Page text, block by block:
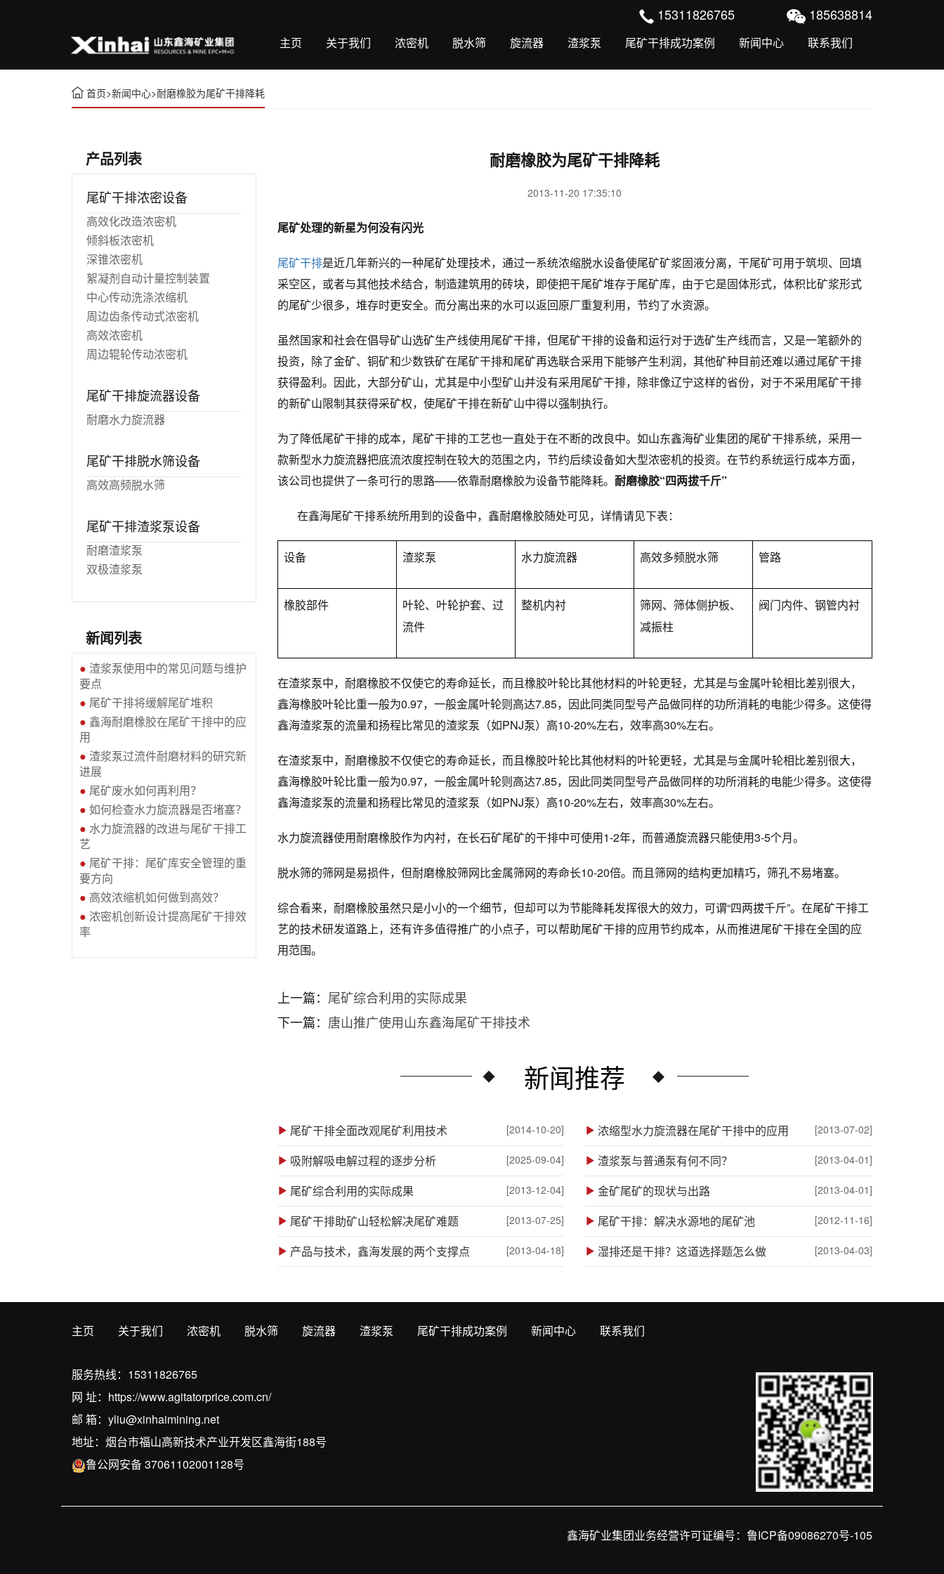
15311826765 185638814
主页 关于我们 浓密机 脱水筛 旋流器 渣浆泵 尾矿干排成功案例 新闻中心 联系我们
首页>新闻中心>耐磨橡胶为尾矿干排降耗
耐磨橡胶为尾矿干排降耗
2013-11-20 17:35:10
尾矿处理的新星为何没有闪光
尾矿干排是近几年新兴的一种尾矿处理技术，通过一系统浓缩脱水设备使尾矿矿浆固液分离，干尾矿可用于筑坝、回填
采空区，或者与其他技术结合，制造建筑用的砖块，即使把干尾矿堆存于尾矿库，由于它是固体形式，体积比矿浆形式
的尾矿少很多，堆存时更安全。而分离出来的水可以返回原厂重复利用，节约了水资源。
虽然国家和社会在倡导矿山选矿生产线使用尾矿干排，但尾矿干排的设备和运行对于选矿生产线而言，又是一笔额外的
投资，除了金矿、铜矿和少数铁矿在尾矿干排和尾矿再选联合采用下能够产生利润，其他矿种目前还难以通过尾矿干排
获得盈利。因此，大部分矿山，尤其是中小型矿山并没有采用尾矿干排，除非像辽宁这样的省份，对于不采用尾矿干排
的新矿山限制其获得采矿权，使尾矿干排在新矿山中得以强制执行。
为了降低尾矿干排的成本，尾矿干排的工艺也一直处于在不断的改良中。如山东鑫海矿业集团的尾矿干排系统，采用一
款新型水力旋流器把底流浓度控制在较大的范围之内，节约后续设备如大型浓密机的投资。在节约系统运行成本方面，
该公司也提供了一条可行的思路——依靠耐磨橡胶为设备节能降耗。 耐磨橡胶“四两拔千斤”
在鑫海尾矿干排系统所用到的设备中，鑫耐磨橡胶随处可见，详情请见下表：
设备 渣浆泵 水力旋流器 高效多频脱水筛 管路
橡胶部件
叶轮、叶轮护套、过
流件
整机内衬
筛网、筛体侧护板、
减振柱
阀门内件、钢管内衬
在渣浆泵中，耐磨橡胶不仅使它的寿命延长，而且橡胶叶轮比其他材料的叶轮更轻，尤其是与金属叶轮相比差别很大，
鑫海橡胶叶轮比重一般为0.97，一般金属叶轮则高达7.85，因此同类同型号产品做同样的功所消耗的电能少得多。这使得
鑫海渣浆泵的流量和扬程比常见的渣浆泵（如PNJ泵）高10-20%左右，效率高30%左右。
在渣浆泵中，耐磨橡胶不仅使它的寿命延长，而且橡胶叶轮比其他材料的叶轮更轻，尤其是与金属叶轮相比差别很大，
鑫海橡胶叶轮比重一般为0.97，一般金属叶轮则高达7.85，因此同类同型号产品做同样的功所消耗的电能少得多。这使得
鑫海渣浆泵的流量和扬程比常见的渣浆泵（如PNJ泵）高10-20%左右，效率高30%左右。
水力旋流器使用耐磨橡胶作为内衬，在长石矿尾矿的干排中可使用1-2年，而普通旋流器只能使用3-5个月。
脱水筛的筛网是易损件，但耐磨橡胶筛网比金属筛网的寿命长10-20倍。而且筛网的结构更加精巧，筛孔不易堵塞。
综合看来，耐磨橡胶虽然只是小小的一个细节，但却可以为节能降耗发挥很大的效力，可谓“四两拔千斤”。在尾矿干排工
艺的技术研发道路上，还有许多值得推广的小点子，可以帮助尾矿干排的应用节约成本，从而推进尾矿干排在全国的应
用范围。
上一篇： 尾矿综合利用的实际成果
下一篇： 唐山推广使用山东鑫海尾矿干排技术
新闻推荐
尾矿干排全面改观尾矿利用技术 [2014-10-20] 浓缩型水力旋流器在尾矿干排中的应用 [2013-07-02]
吸附解吸电解过程的逐步分析 [2025-09-04] 渣浆泵与普通泵有何不同？ [2013-04-01]
尾矿综合利用的实际成果 [2013-12-04] 金矿尾矿的现状与出路 [2013-04-01]
尾矿干排助矿山轻松解决尾矿难题 [2013-07-25] 尾矿干排：解决水源地的尾矿池 [2012-11-16]
产品与技术，鑫海发展的两个支撑点 [2013-04-18] 湿排还是干排？这道选择题怎么做 [2013-04-03]
产品列表
尾矿干排浓密设备
高效化改造浓密机
倾斜板浓密机
深锥浓密机
絮凝剂自动计量控制装置
中心传动洗涤浓缩机
周边齿条传动式浓密机
高效浓密机
周边辊轮传动浓密机
尾矿干排旋流器设备
耐磨水力旋流器
尾矿干排脱水筛设备
高效高频脱水筛
尾矿干排渣浆泵设备
耐磨渣浆泵
双极渣浆泵
新闻列表
● 渣浆泵使用中的常见问题与维护
要点
● 尾矿干排将缓解尾矿堆积
● 鑫海耐磨橡胶在尾矿干排中的应
用
● 渣浆泵过流件耐磨材料的研究新
进展
● 尾矿废水如何再利用？
● 如何检查水力旋流器是否堵塞？
● 水力旋流器的改进与尾矿干排工
艺
● 尾矿干排：尾矿库安全管理的重
要方向
● 高效浓缩机如何做到高效？
● 浓密机创新设计提高尾矿干排效
率
主页 关于我们 浓密机 脱水筛 旋流器 渣浆泵 尾矿干排成功案例 新闻中心 联系我们
服务热线： 15311826765
网 址： https://www.agitatorprice.com.cn/
邮 箱： yliu@xinhaimining.net
地址：烟台市福山高新技术产业开发区鑫海街188号
鲁公网安备 37061102001128号
鑫海矿业集团业务经营许可证编号： 鲁ICP备09086270号-105